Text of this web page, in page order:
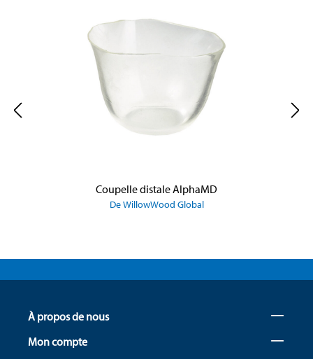
Coupelle distale AlphaMD
De WillowWood Global
À propos de nous
Mon compte